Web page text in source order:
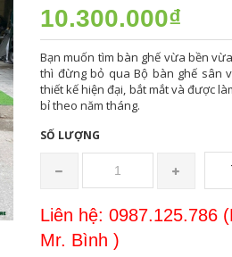
10.300.000₫
Bạn muốn tìm bàn ghế vừa bền
thì đừng bỏ qua Bộ bàn ghế sân
thiết kế hiện đại, bắt mắt và được
bỉ theo năm tháng.
SỐ LƯỢNG
Liên hệ: 0987.125.786
Mr. Bình )